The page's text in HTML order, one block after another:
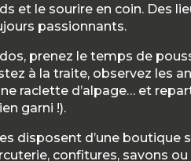
et le sourire en coin. Des
passionnants.
prenez le temps de
à la traite, observez les
raclette d’alpage… et
garni !).
disposent d’une boutique
confitures, savons